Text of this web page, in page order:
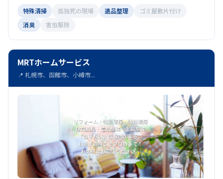
特殊清掃
孤独死の現場 遺品整理
ゴミ屋敷片付け
消臭
害虫駆除
MRTホームサービス
📍 札幌市、函館市、小樽市...